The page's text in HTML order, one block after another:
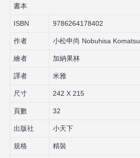
書本
ISBN 9786264178402
作者 小松申尚 Nobuhisa Komatsu
繪者 加納果林
譯者 米雅
尺寸 242 X 215
頁數 32
出版社 小天下
規格 精裝